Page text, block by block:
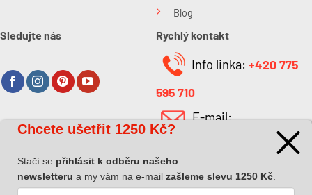
Blog
Sledujte nás
O společnosti
O nás
Kontakt
Rychlý kontakt
Info linka: +420 775
595 710
E-mail:
Chcete ušetřit 1250 Kč?
Stačí se přihlásit k odběru našeho
newsletteru a my vám na e-mail zašleme slevu 1250 Kč